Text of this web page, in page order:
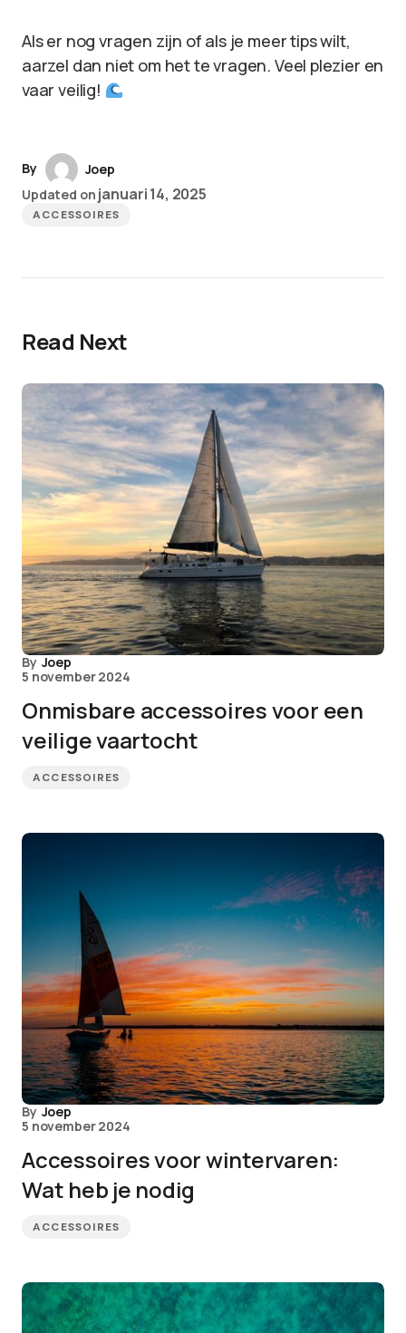
Als er nog vragen zijn of als je meer tips wilt,
aarzel dan niet om het te vragen. Veel plezier en
vaar veilig!
By
Joep
Updated on januari 14, 2025
ACCESSOIRES
Read Next
By Joep
5 november 2024
Onmisbare accessoires voor een
veilige vaartocht
ACCESSOIRES
By Joep
5 november 2024
Accessoires voor wintervaren:
Wat heb je nodig
ACCESSOIRES